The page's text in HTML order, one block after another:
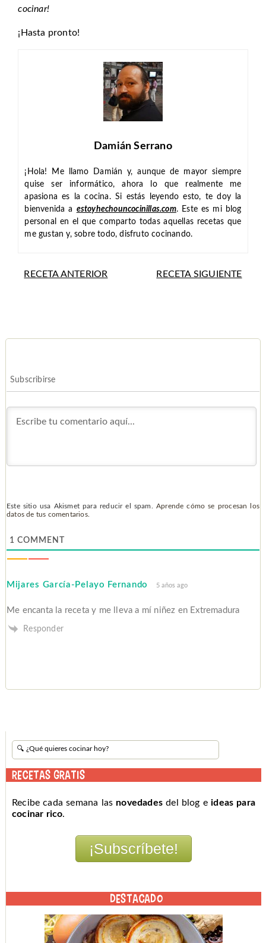
cocinar!
¡Hasta pronto!
Damián Serrano
¡Hola! Me llamo Damián y, aunque de mayor siempre
quise ser informático, ahora lo que realmente me
apasiona es la cocina. Si estás leyendo esto, te doy la
bienvenida a estoyhechouncocinillas.com. Este es mi blog
personal en el que comparto todas aquellas recetas que
me gustan y, sobre todo, disfruto cocinando.
RECETA ANTERIOR RECETA SIGUIENTE
Subscribirse
Este sitio usa Akismet para reducir el spam. Aprende cómo se procesan los
datos de tus comentarios.
1 COMMENT
Mijares García-Pelayo Fernando 5 años ago
Me encanta la receta y me lleva a mí niñez en Extremadura
Responder
RECETAS GRATIS
Recibe cada semana las novedades del blog eideas para
cocinar rico.
DESTACADO